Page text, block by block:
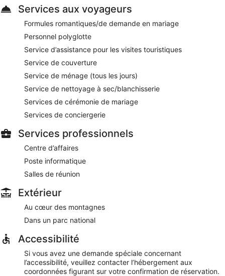
menu enfant est proposé. Ouvert tous les jours.
Kaynes Bar- Ce gastro-pub sert le brunch, le déjeuner, le
dîner et des plats légers. Possibilité de prendre vos repas en
plein air (si le temps le permet). Un menu enfant est proposé.
Ouvert tous les jours.
Services aux voyageurs
Formules romantiques/de demande en mariage
Personnel polyglotte
Service d’assistance pour les visites touristiques
Service de couverture
Service de ménage (tous les jours)
Service de nettoyage à sec/blanchisserie
Services de cérémonie de mariage
Services de conciergerie
Services professionnels
Centre d’affaires
Poste informatique
Salles de réunion
Extérieur
Au cœur des montagnes
Dans un parc national
Accessibilité
Si vous avez une demande spéciale concernant
l’accessibilité, veuillez contacter l’hébergement aux
coordonnées figurant sur votre confirmation de réservation.